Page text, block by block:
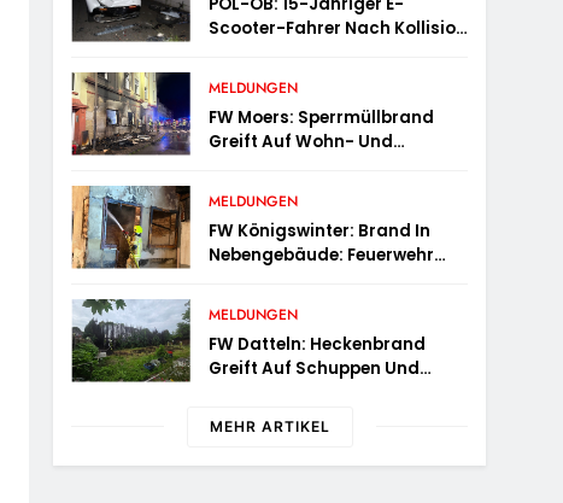
Scooter-Fahrer Nach Kollision
Schwer Verletzt
MELDUNGEN
FW Moers: Sperrmüllbrand
Greift Auf Wohn- Und
MELDUNGEN
FW Königswinter: Brand In
Nebengebäude: Feuerwehr
Wohnhäuser
MELDUNGEN
FW Datteln: Heckenbrand
Greift Auf Schuppen Und
MEHR ARTIKEL